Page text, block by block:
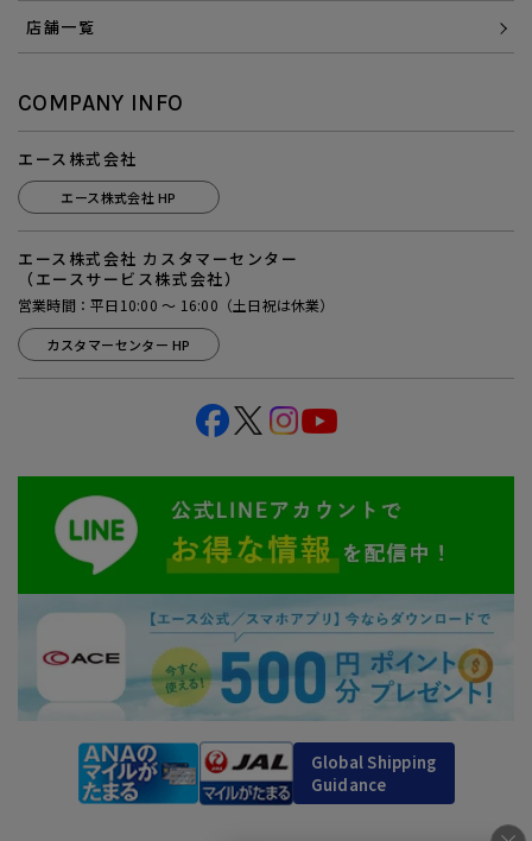
店舗一覧
COMPANY INFO
エース株式会社
エース株式会社 HP
エース株式会社 カスタマーセンター
（エースサービス株式会社）
営業時間：平日10:00 ～ 16:00（土日祝は休業）
カスタマーセンター HP
Global Shipping
Guidance